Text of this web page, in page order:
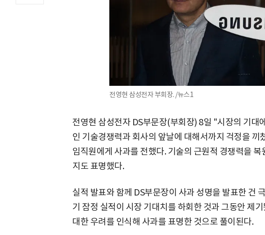
전영현 삼성전자 부회장. /뉴스1
전영현 삼성전자 DS부문장(부회장) 8일 "시장의 기대
인 기술경쟁력과 회사의 앞날에 대해서까지 걱정을
임직원에게 사과를 전했다. 기술의 근원적 경쟁력을 복
지도 표명했다.
실적 발표와 함께 DS부문장이 사과 성명을 발표한 건
기 잠정 실적이 시장 기대치를 하회한 것과 그동안 제
대한 우려를 인식해 사과를 표명한 것으로 풀이된다.